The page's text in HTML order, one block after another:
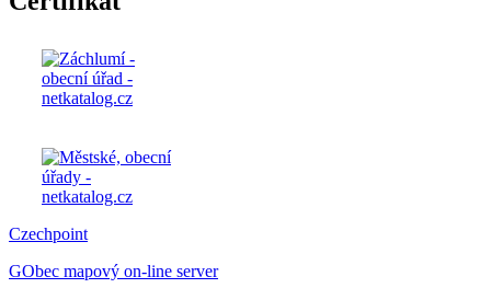
Czechpoint
GObec mapový on-line server